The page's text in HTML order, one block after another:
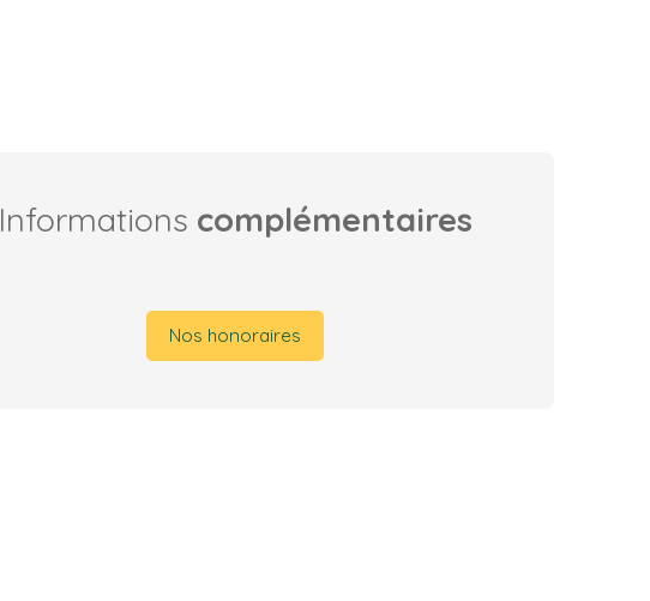
Informations complémentaires
Nos honoraires